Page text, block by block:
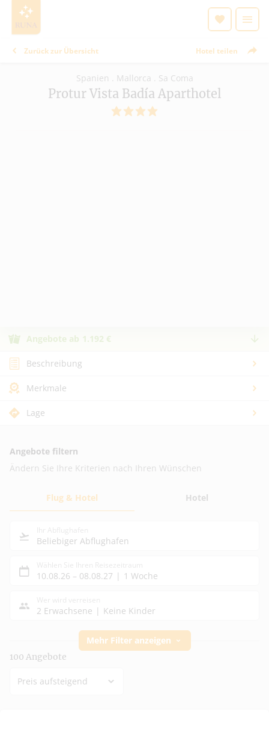
Zurück zur Übersicht Hotel teilen
Spanien . Mallorca . Sa Coma
Protur Vista Badía Aparthotel
4
Angebote ab 1.192 €
Beschreibung
Merkmale
Lage
Angebote filtern
Ändern Sie Ihre Kriterien nach Ihren Wünschen
Flug & Hotel Hotel
Ihr Abflughafen
Beliebiger Abflughafen
Wählen Sie Ihren Reisezeitraum
10.08.26 – 08.08.27 1 Woche
Wer wird verreisen
2 Erwachsene Keine Kinder
Mehr Filter anzeigen
100 Angebote
Preis aufsteigend